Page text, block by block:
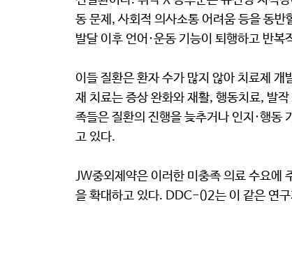
동 문제, 사회적 의사소통 어려움 등을 동반
발달 이후 언어·운동 기능이 퇴행하고 반
이들 질환은 환자 수가 많지 않아 치료제
재 치료는 증상 완화와 재활, 행동치료, 발
족들은 질환의 진행을 늦추거나 인지·행동
고 있다.
JW중외제약은 이러한 미충족 의료 수요에
을 확대하고 있다. DDC-02는 이 같은 연